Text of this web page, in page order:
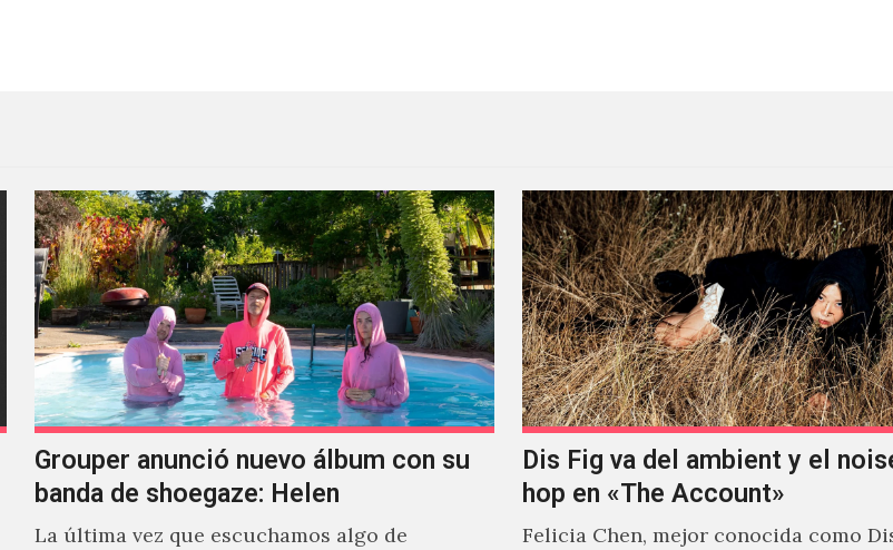
Grouper anunció nuevo álbum con su
banda de shoegaze: Helen
La última vez que escuchamos algo de
Dis Fig va del ambient y el
hop en «The Account»
Felicia Chen, mejor conocida como